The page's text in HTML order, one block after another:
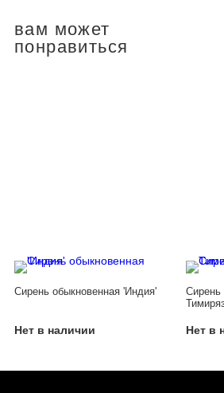
вам может
понравиться
Сирень обыкновенная 'Индия'
Нет в наличии
Сирень
Нет в